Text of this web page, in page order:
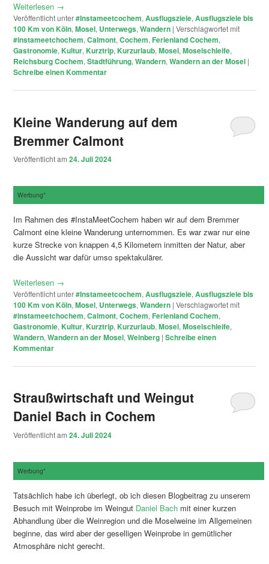
Weiterlesen →
Veröffentlicht unter#Instameetcochem,Ausflugsziele,Ausflugsziele bis
100 Km von Köln,Mosel, Unterwegs,Wandern |Verschlagwortet mit
#instameetchochem,Calmont,Cochem,Ferienland Cochem,
Gastronomie,Kultur,Kurztrip,Kurzurlaub,Mosel,Moselschleife,
Reichsburg Cochem,Stadtführung,Wandern,Wandern an der Mosel |
Schreibe einen Kommentar
Kleine Wanderung auf dem
Bremmer Calmont
Veröffentlicht am24. Juli 2024
Werbung*
Im Rahmen des #InstaMeetCochem haben wir auf dem Bremmer
Calmont eine kleine Wanderung unternommen. Es war zwar nur eine
kurze Strecke von knappen 4,5 Kilometern inmitten der Natur, aber
die Aussicht war dafür umso spektakulärer.
Weiterlesen →
Veröffentlicht unter#Instameetcochem,Ausflugsziele,Ausflugsziele bis
100 Km von Köln,Mosel, Unterwegs,Wandern |Verschlagwortet mit
#instameetchochem,Calmont,Cochem,Ferienland Cochem,
Gastronomie,Kultur,Kurztrip,Kurzurlaub,Mosel,Moselschleife,
Wandern,Wandern an der Mosel,Weinberg |Schreibe einen
Kommentar
Straußwirtschaft und Weingut
Daniel Bach in Cochem
Veröffentlicht am24. Juli 2024
Werbung*
Tatsächlich habe ich überlegt, ob ich diesen Blogbeitrag zu unserem
Besuch mit Weinprobe im Weingut Daniel Bach mit einer kurzen
Abhandlung über die Weinregion und die Moselweine im Allgemeinen
beginne, das wird aber der geselligen Weinprobe in gemütlicher
Atmosphäre nicht gerecht.